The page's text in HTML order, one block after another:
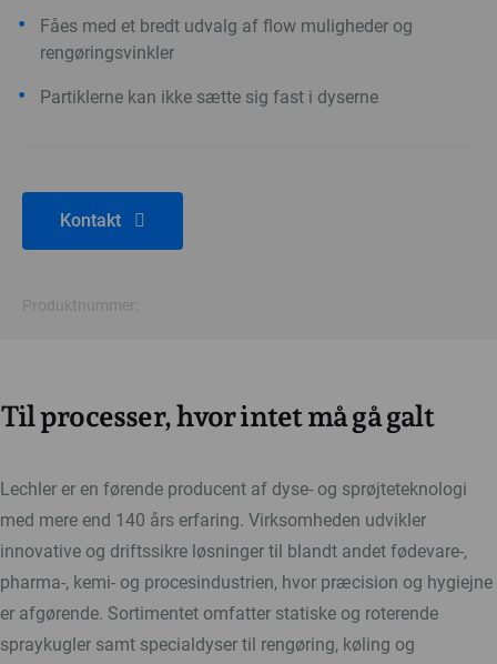
Fåes med et bredt udvalg af flow muligheder og
rengøringsvinkler
Partiklerne kan ikke sætte sig fast i dyserne
Kontakt
Produktnummer:
Til processer, hvor intet må gå galt
Lechler er en førende producent af dyse- og sprøjteteknologi
med mere end 140 års erfaring. Virksomheden udvikler
innovative og driftssikre løsninger til blandt andet fødevare-,
pharma-, kemi- og procesindustrien, hvor præcision og hygiejne
er afgørende. Sortimentet omfatter statiske og roterende
spraykugler samt specialdyser til rengøring, køling og